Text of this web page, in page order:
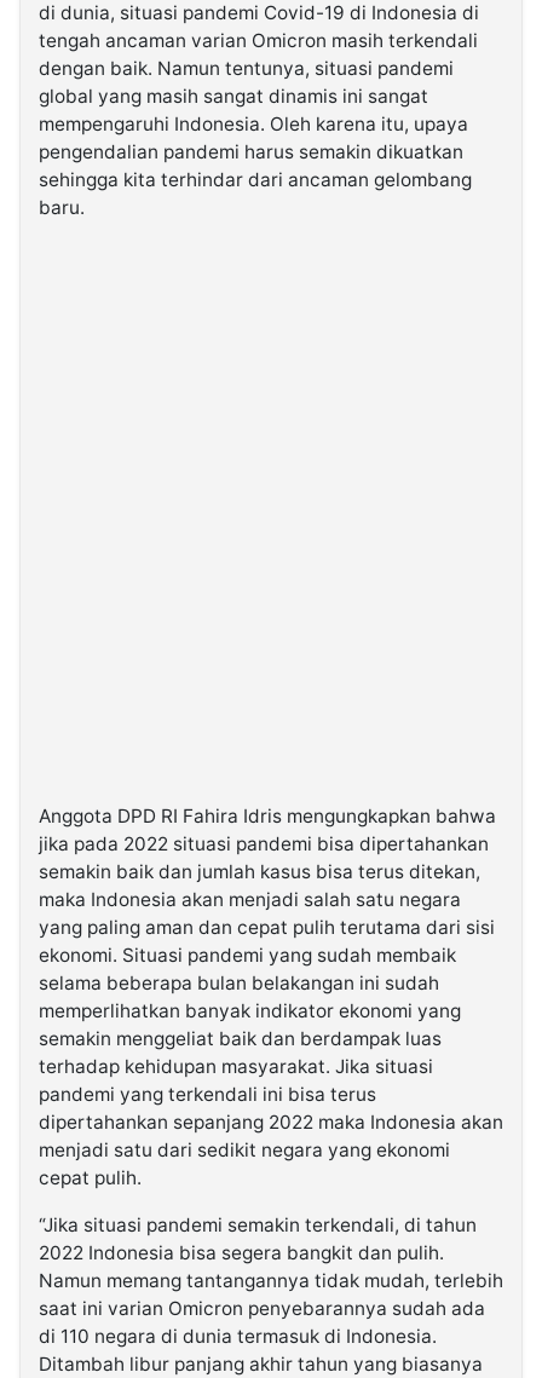
Kabarbaru.co
2026
Kabarbaru
di dunia, situasi pandemi Covid-19 di Indonesia di
tengah ancaman varian Omicron masih terkendali
dengan baik. Namun tentunya, situasi pandemi
global yang masih sangat dinamis ini sangat
mempengaruhi Indonesia. Oleh karena itu, upaya
pengendalian pandemi harus semakin dikuatkan
sehingga kita terhindar dari ancaman gelombang
baru.
Anggota DPD RI Fahira Idris mengungkapkan bahwa
jika pada 2022 situasi pandemi bisa dipertahankan
semakin baik dan jumlah kasus bisa terus ditekan,
maka Indonesia akan menjadi salah satu negara
yang paling aman dan cepat pulih terutama dari sisi
ekonomi. Situasi pandemi yang sudah membaik
selama beberapa bulan belakangan ini sudah
memperlihatkan banyak indikator ekonomi yang
semakin menggeliat baik dan berdampak luas
terhadap kehidupan masyarakat. Jika situasi
pandemi yang terkendali ini bisa terus
dipertahankan sepanjang 2022 maka Indonesia akan
menjadi satu dari sedikit negara yang ekonomi
cepat pulih.
“Jika situasi pandemi semakin terkendali, di tahun
2022 Indonesia bisa segera bangkit dan pulih.
Namun memang tantangannya tidak mudah, terlebih
saat ini varian Omicron penyebarannya sudah ada
di 110 negara di dunia termasuk di Indonesia.
Ditambah libur panjang akhir tahun yang biasanya